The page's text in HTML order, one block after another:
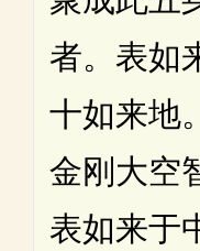
者。表如
十如来地
金刚大空
表如来于